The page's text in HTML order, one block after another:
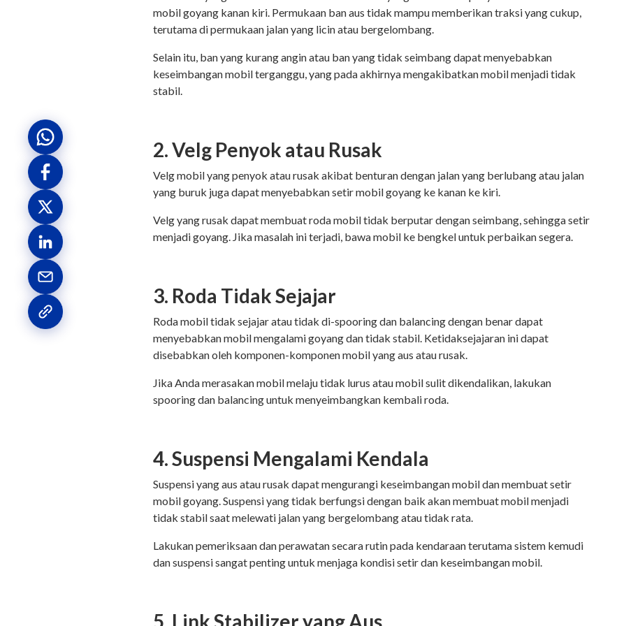
mobil goyang kanan kiri. Permukaan ban aus tidak mampu memberikan traksi yang cukup,
terutama di permukaan jalan yang licin atau bergelombang.
Selain itu, ban yang kurang angin atau ban yang tidak seimbang dapat menyebabkan
keseimbangan mobil terganggu, yang pada akhirnya mengakibatkan mobil menjadi tidak
stabil.
2. Velg Penyok atau Rusak
Velg mobil yang penyok atau rusak akibat benturan dengan jalan yang berlubang atau jalan
yang buruk juga dapat menyebabkan setir mobil goyang ke kanan ke kiri.
Velg yang rusak dapat membuat roda mobil tidak berputar dengan seimbang, sehingga setir
menjadi goyang. Jika masalah ini terjadi, bawa mobil ke bengkel untuk perbaikan segera.
3. Roda Tidak Sejajar
Roda mobil tidak sejajar atau tidak di-spooring dan balancing dengan benar dapat
menyebabkan mobil mengalami goyang dan tidak stabil. Ketidaksejajaran ini dapat
disebabkan oleh komponen-komponen mobil yang aus atau rusak.
Jika Anda merasakan mobil melaju tidak lurus atau mobil sulit dikendalikan, lakukan
spooring dan balancing untuk menyeimbangkan kembali roda.
4. Suspensi Mengalami Kendala
Suspensi yang aus atau rusak dapat mengurangi keseimbangan mobil dan membuat setir
mobil goyang. Suspensi yang tidak berfungsi dengan baik akan membuat mobil menjadi
tidak stabil saat melewati jalan yang bergelombang atau tidak rata.
Lakukan pemeriksaan dan perawatan secara rutin pada kendaraan terutama sistem kemudi
dan suspensi sangat penting untuk menjaga kondisi setir dan keseimbangan mobil.
5. Link Stabilizer yang Aus